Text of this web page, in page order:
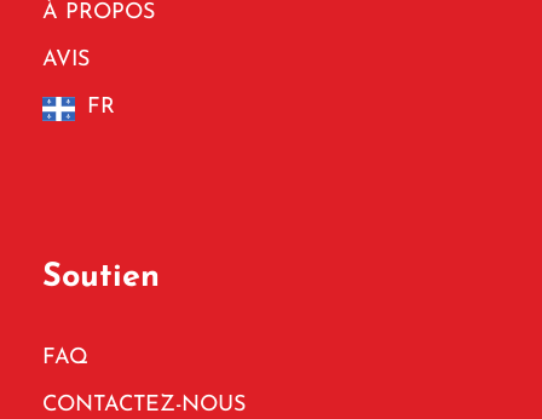
À PROPOS
AVIS
FR
Soutien
FAQ
CONTACTEZ-NOUS